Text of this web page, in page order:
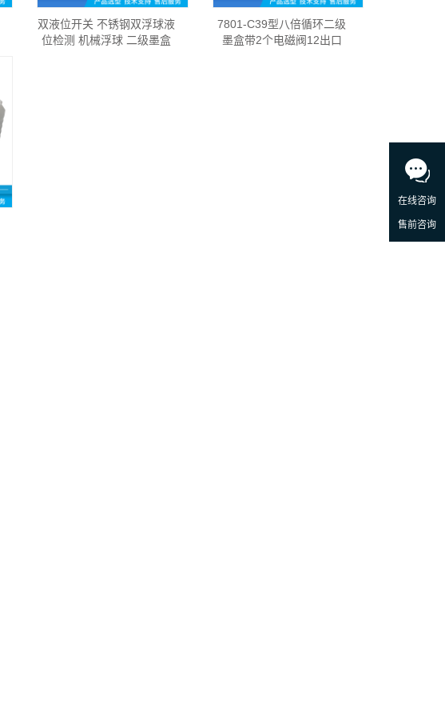
双液位开关 不锈钢双浮球液
位检测 机械浮球 二级墨盒
7801-C39型八倍循环二级
墨盒带2个电磁阀12出口